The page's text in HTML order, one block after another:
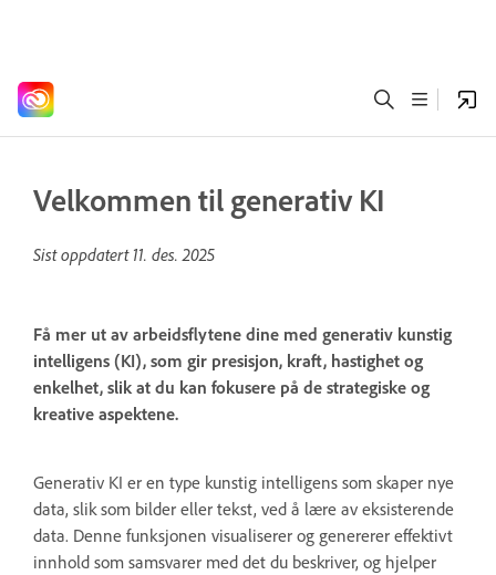
Velkommen til generativ KI
Sist oppdatert 11. des. 2025
Få mer ut av arbeidsflytene dine med generativ kunstig
intelligens (KI), som gir presisjon, kraft, hastighet og
enkelhet, slik at du kan fokusere på de strategiske og
kreative aspektene.
Generativ KI er en type kunstig intelligens som skaper nye
data, slik som bilder eller tekst, ved å lære av eksisterende
data. Denne funksjonen visualiserer og genererer effektivt
innhold som samsvarer med det du beskriver, og hjelper